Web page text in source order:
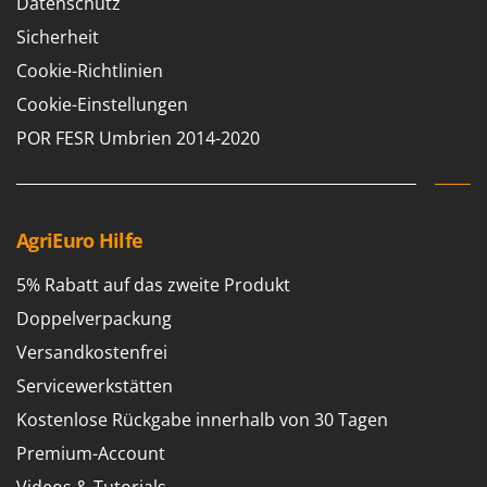
P
Palettengabeln für Traktoren
Pelletpressen
Pflüge für Traktor
Planierschilder für Traktoren
Pools
R
Rasenmäher
Rasensodenschneider
Rasentraktoren Aufsitzmäher
Rasentrimmer - Kantenschneider
Rasentrimmer - Motorsensen - Freischneider
G
G3 Ferrari
Gardena
Garofalo
GeoTech Pro
Gierre
Ginko - MGM
Gipeco
Goodyear
GRAEF
Sicherheit
Cookie-Richtlinien
Cookie-Einstellungen
POR FESR Umbrien 2014-2020
AgriEuro Hilfe
5% Rabatt auf das zweite Produkt
Doppelverpackung
Versandkostenfrei
Servicewerkstätten
Kostenlose Rückgabe innerhalb von 30 Tagen
Premium-Account